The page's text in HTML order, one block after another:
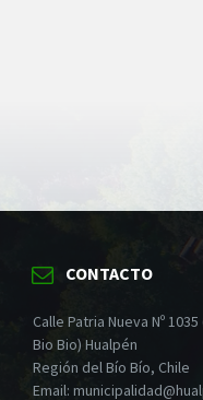
CONTACTO
Calle Patria Nueva Nº
Bio Bio) Hualpén
Región del Bío Bío, Chile
Email: